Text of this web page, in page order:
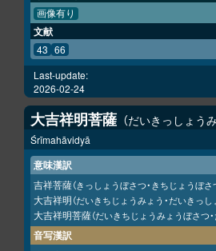
画像有り
文献
43 66
Last-update:
2026-02-24
大吉祥明菩薩 だいきっしょう
Śrīmahāvidyā
意味漢訳
吉祥菩薩（きっしょうぼさつ・きちじょうぼさ
大吉祥明（だいきちじょうみょう・だいきっし
大吉祥明菩薩（だいきちじょうみょうぼさつ
音写漢訳